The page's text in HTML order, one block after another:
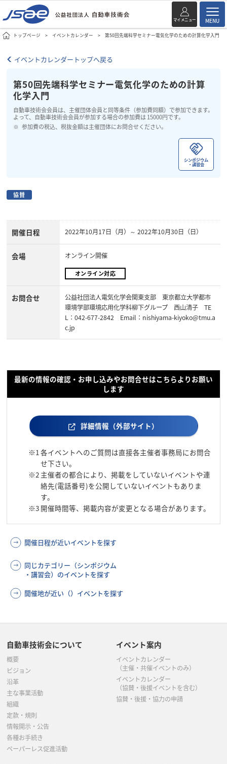
マイメニュー MENU
トップページ イベントカレンダー 第50回先端科学セミナー電気化学のための計算化学入門
イベントカレンダートップへ戻る
第50回先端科学セミナー電気化学のための計算
化学入門
自動車技術会会員は、主催団体会員と同等条件（参加費同額）で参加できます。
よって、自動車技術会会員が参加する場合の参加費は 15000円です。
参加費の税込、税抜金額は主催団体にお問合せください。
シンポジウム
・講習会
協賛
開催日程 2022年10月17日（月）～ 2022年10月30日（日）
会場 オンライン開催
オンライン対応
お問合せ
公益社団法人電気化学会関東支部 東京都立大学都市
環境学部環境応用化学科柳下グループ 西山清子 TE
L：042-677-2842 Email：nishiyama-kiyoko@tmu.a
c.jp
最新の情報の確認・お申し込みやお問合せはこちらよりお願い
します
詳細情報（外部サイト）
※1 各イベントへのご質問は直接各主催者事務局にお問合
せ下さい。
※2 主催者の都合により、掲載をしていないイベントや連
絡先(電話番号)を公開していないイベントもありま
す。
※3 開催時間等、掲載内容が変更となる場合があります。
開催日程が近いイベントを探す
同じカテゴリー（シンポジウム
・講習会）のイベントを探す
開催地が近い（）イベントを探す
自動車技術会について
概要
ビジョン
沿革
主な事業活動
組織
定款・規則
情報開示・公告
各種お手続き
ペーパーレス促進活動
イベント案内
イベントカレンダー
（主催・共催イベントのみ）
イベントカレンダー
（協賛・後援イベントを含む）
協賛・後援・協力の申請